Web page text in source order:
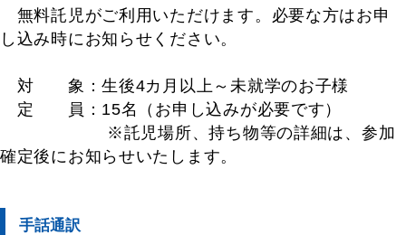
無料託児がご利用いただけます。必要な方はお申
し込み時にお知らせください。
対 象：生後4カ月以上～未就学のお子様
定 員：15名（お申し込みが必要です）
※託児場所、持ち物等の詳細は、参加
確定後にお知らせいたします。
手話通訳